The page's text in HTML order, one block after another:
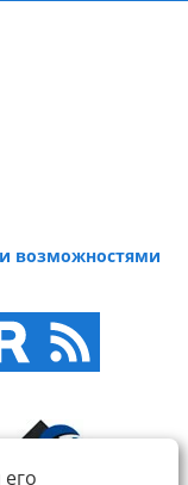
возможностями